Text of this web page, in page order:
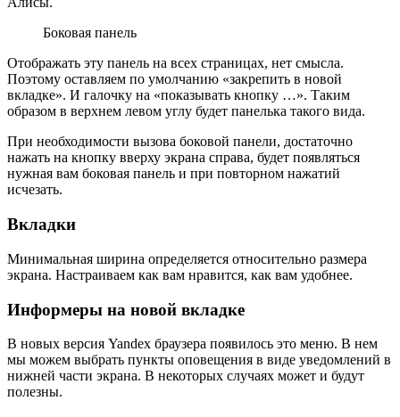
Боковая панель
Отображать эту панель на всех страницах, нет смысла.
Поэтому оставляем по умолчанию «закрепить в новой
вкладке». И галочку на «показывать кнопку …». Таким
образом в верхнем левом углу будет панелька такого вида.
При необходимости вызова боковой панели, достаточно
нажать на кнопку вверху экрана справа, будет появляться
нужная вам боковая панель и при повторном нажатий
исчезать.
Вкладки
Минимальная ширина определяется относительно размера
экрана. Настраиваем как вам нравится, как вам удобнее.
Информеры на новой вкладке
В новых версия Yandex браузера появилось это меню. В нем
мы можем выбрать пункты оповещения в виде уведомлений в
нижней части экрана. В некоторых случаях может и будут
полезны.